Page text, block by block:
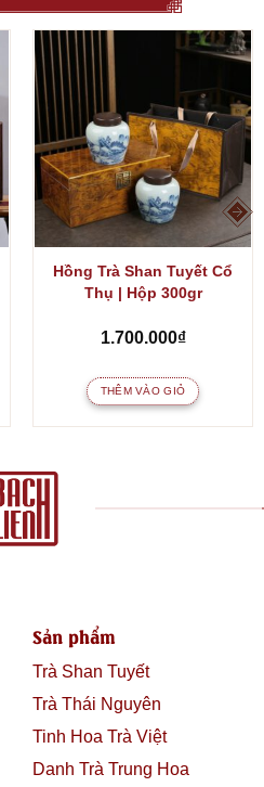
Hồng Trà Shan Tuyết Cổ
Thụ | Hộp 300gr
1.700.000₫
THÊM VÀO GIỎ
Sản phẩm
Trà Shan Tuyết
Trà Thái Nguyên
Tinh Hoa Trà Việt
Danh Trà Trung Hoa